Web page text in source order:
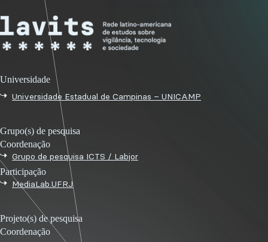
Universidade
Universidade Estadual de Campinas – UNICAMP
Grupo(s) de pesquisa
Coordenação
Grupo de pesquisa ICTS / Labjor
Participação
MediaLab.UFRJ
Projeto(s) de pesquisa
Coordenação